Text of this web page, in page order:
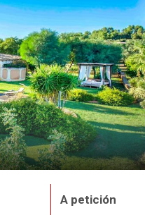
A petición